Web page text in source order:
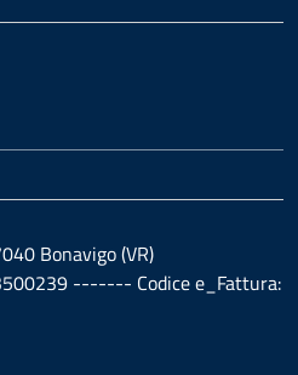
Bonavigo (VR)
------- Codice e_Fattura: